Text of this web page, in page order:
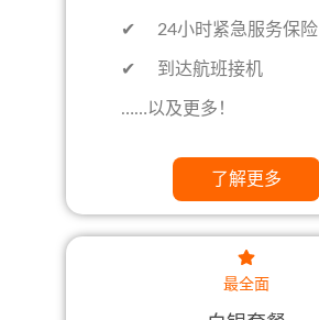
✔ 24小时紧急服务保险
✔ 到达航班接机
……以及更多！
了解更多
最全面